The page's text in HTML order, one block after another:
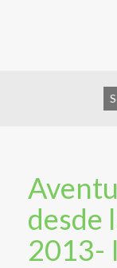
desde
2013-